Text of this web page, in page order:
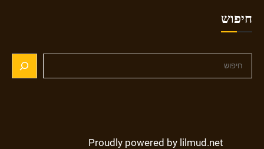
חיפוש
Proudly powered by lilmud.net